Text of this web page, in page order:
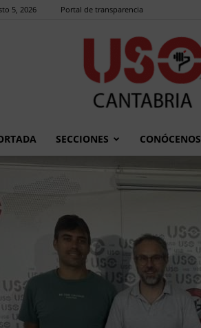
5, 2026 Portal de transparencia
SECCIONES CONÓCENOS